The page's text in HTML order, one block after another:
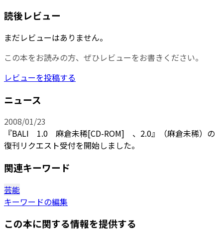
読後レビュー
まだレビューはありません。
この本をお読みの方、ぜひレビューをお書きください。
レビューを投稿する
ニュース
2008/01/23
『BALI 1.0 麻倉未稀[CD-ROM] 、2.0』（麻倉未稀）の
復刊リクエスト受付を開始しました。
関連キーワード
芸能
キーワードの編集
この本に関する情報を提供する